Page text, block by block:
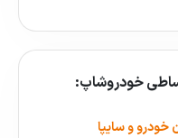
خودروشاپ:
خودرو و سایپا